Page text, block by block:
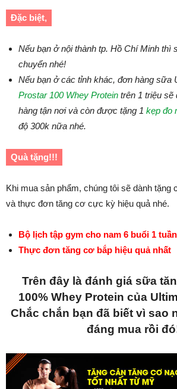
Đặc biệt,
Nếu bạn ở nội thành tp. Hồ Chí Minh thì
chuyển nhé!
Nếu bạn ở các tỉnh khác, đơn hàng sữa
Prostar 100 Whey Protein trên 1 triệu
hàng tận nơi và còn được tặng 1 kẹp đo
độ 300k nữa nhé.
Quà tặng!!!
Khi mua sản phẩm, chúng tôi sẽ dành tặng
và thực đơn tăng cơ cực kỳ hiệu quả nhé.
Bộ lịch tập gym cho nam 6 buổi 1 tuần
Thực đơn tăng cơ bắp hiệu quả nhất
Trên đây là đánh giá sữa
100% Whey Protein của
Chắc chắn bạn đã biết vì sao
đáng mua rồi